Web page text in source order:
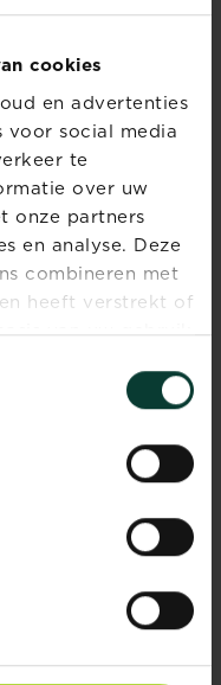
cookies
en advertenties
voor social media
te
over uw
onze partners
en analyse. Deze
combineren met
heeft verstrekt of
van uw gebruik
en
je doen?
eikenprocessierups en